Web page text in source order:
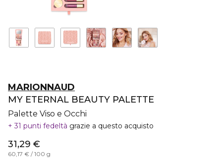
MARIONNAUD
MY ETERNAL BEAUTY PALETTE
Palette Viso e Occhi
31 punti fedeltà grazie a questo acquisto
31,29 €
60,17 € / 100 g